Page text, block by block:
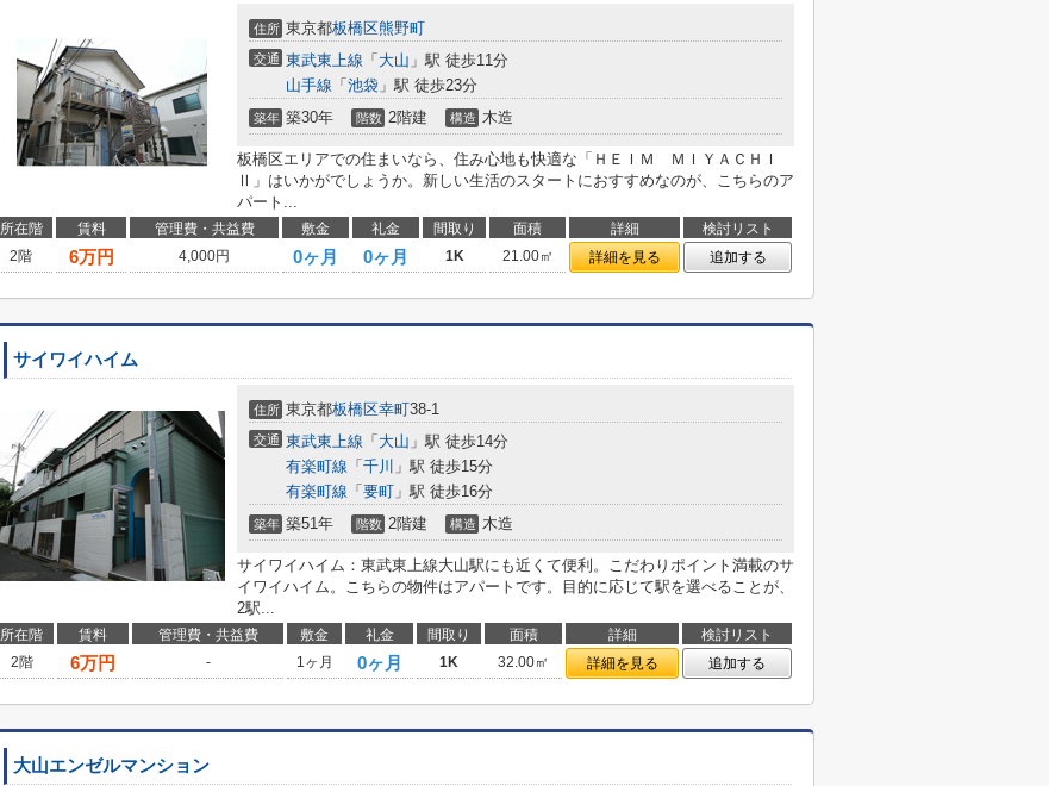
住所 東京都板橋区熊野町
交通 東武東上線 「 大山 」駅 徒歩11分
山手線 「 池袋 」駅 徒歩23分
築年 築30年 階数 2階建 構造 木造
板橋区エリアでの住まいなら、住み心地も快適な「ＨＥＩＭ ＭＩＹＡＣＨＩ
Ⅱ」はいかがでしょうか。新しい生活のスタートにおすすめなのが、こちらのア
パート...
所在階 賃料 管理費・共益費 敷金 礼金 間取り 面積 詳細
検討リスト
2階
6万円 4,000円 0ヶ月 0ヶ月 1K 21.00㎡ 詳細を見る 追加する
サイワイハイム
住所 東京都板橋区幸町38-1
交通 東武東上線 「 大山 」駅 徒歩14分
有楽町線 「 千川 」駅 徒歩15分
有楽町線 「 要町 」駅 徒歩16分
築年 築51年 階数 2階建 構造 木造
サイワイハイム：東武東上線大山駅にも近くて便利。こだわりポイント満載のサ
イワイハイム。こちらの物件はアパートです。目的に応じて駅を選べることが、
2駅...
所在階 賃料 管理費・共益費 敷金 礼金 間取り 面積 詳細
検討リスト
2階
6万円 - 1ヶ月 0ヶ月 1K 32.00㎡ 詳細を見る 追加する
大山エンゼルマンション